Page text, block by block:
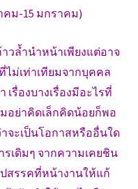
คม-15 มกราคม)
วล้ำนำหน้าเพียงแต่อาจ
ม่เท่าเทียมจากบุคคล
รื่องบางเรื่องมีอะไรที่
อย่าคิดเล็กคิดน้อยก็พอ
จะเป็นโอกาสหรืออื่นใด
เดิมๆ จากความเคยชิน
สรรคที่หน้างานให้แก้